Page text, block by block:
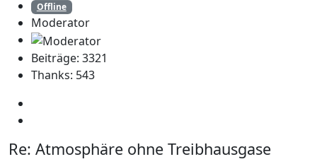
Offline
Moderator
Beiträge: 3321
Thanks: 543
Re: Atmosphäre ohne Treibhausgase